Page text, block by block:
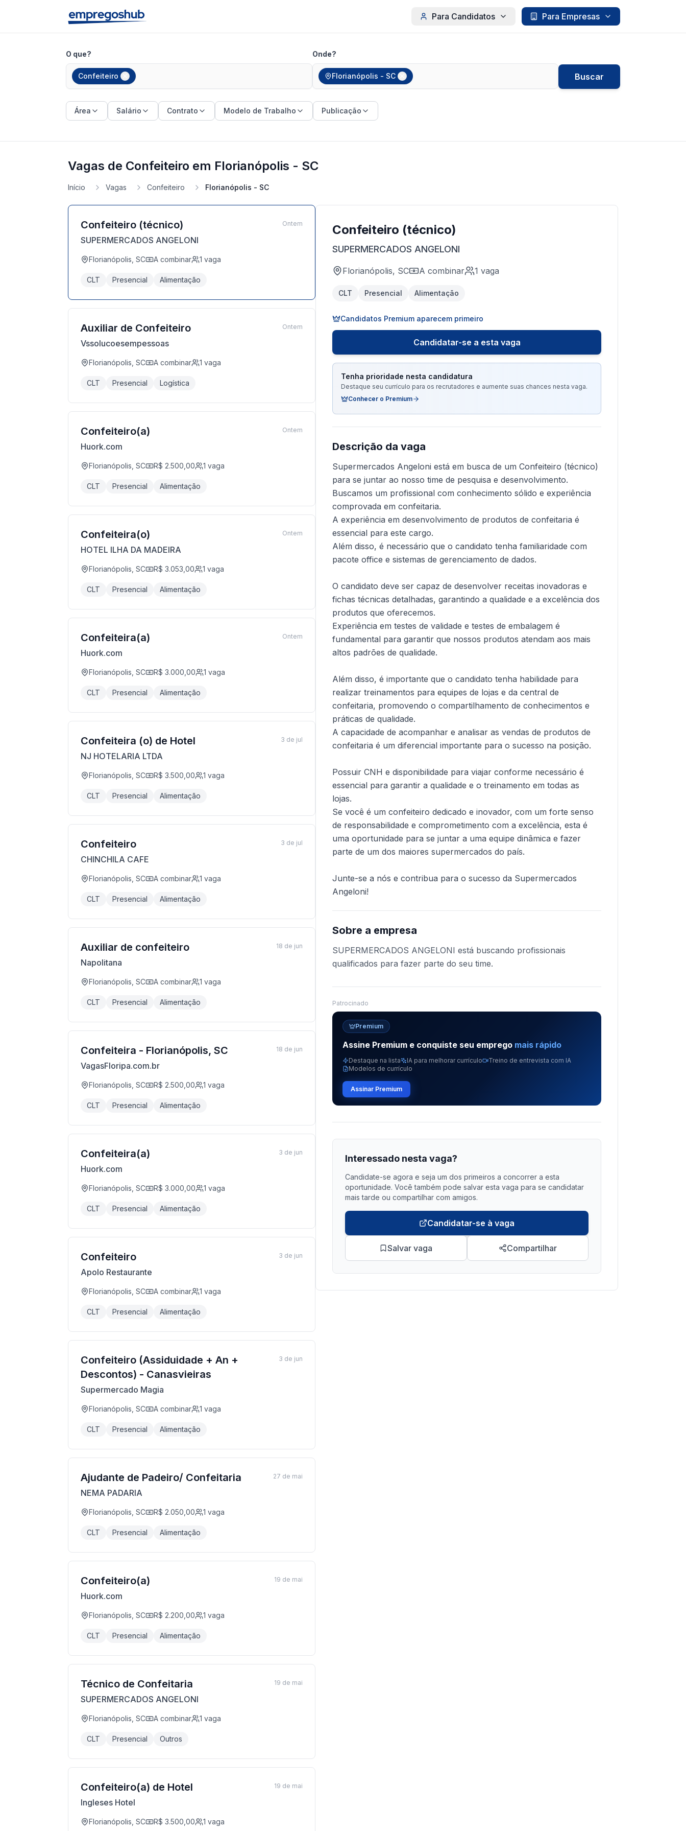
Para Candidatos Para Empresas
O que?
Confeiteiro
Onde?
Florianópolis - SC Buscar
Área Salário Contrato Modelo de Trabalho Publicação
Vagas de Confeiteiro em Florianópolis - SC
Início Vagas Confeiteiro Florianópolis - SC
Confeiteiro (técnico)
SUPERMERCADOS ANGELONI
Florianópolis, SC A combinar 1 vaga
CLT Presencial Alimentação
Ontem
Auxiliar de Confeiteiro
Vssolucoesempessoas
Florianópolis, SC A combinar 1 vaga
CLT Presencial Logística
Ontem
Confeiteiro(a)
Huork.com
Florianópolis, SC R$ 2.500,00 1 vaga
CLT Presencial Alimentação
Ontem
Confeiteira(o)
HOTEL ILHA DA MADEIRA
Florianópolis, SC R$ 3.053,00 1 vaga
CLT Presencial Alimentação
Ontem
Confeiteira(a)
Huork.com
Florianópolis, SC R$ 3.000,00 1 vaga
CLT Presencial Alimentação
Ontem
Confeiteira (o) de Hotel
NJ HOTELARIA LTDA
Florianópolis, SC R$ 3.500,00 1 vaga
CLT Presencial Alimentação
3 de jul
Confeiteiro
CHINCHILA CAFE
Florianópolis, SC A combinar 1 vaga
CLT Presencial Alimentação
3 de jul
Auxiliar de confeiteiro
Napolitana
Florianópolis, SC A combinar 1 vaga
CLT Presencial Alimentação
18 de jun
Confeiteira - Florianópolis, SC
VagasFloripa.com.br
Florianópolis, SC R$ 2.500,00 1 vaga
CLT Presencial Alimentação
18 de jun
Confeiteira(a)
Huork.com
Florianópolis, SC R$ 3.000,00 1 vaga
CLT Presencial Alimentação
3 de jun
Confeiteiro
Apolo Restaurante
Florianópolis, SC A combinar 1 vaga
CLT Presencial Alimentação
3 de jun
Confeiteiro (Assiduidade + An +
Descontos) - Canasvieiras
Supermercado Magia
Florianópolis, SC A combinar 1 vaga
CLT Presencial Alimentação
3 de jun
Ajudante de Padeiro/ Confeitaria
NEMA PADARIA
Florianópolis, SC R$ 2.050,00 1 vaga
CLT Presencial Alimentação
27 de mai
Confeiteiro(a)
Huork.com
Florianópolis, SC R$ 2.200,00 1 vaga
CLT Presencial Alimentação
19 de mai
Técnico de Confeitaria
SUPERMERCADOS ANGELONI
Florianópolis, SC A combinar 1 vaga
CLT Presencial Outros
19 de mai
Confeiteiro(a) de Hotel
Ingleses Hotel
Florianópolis, SC R$ 3.500,00 1 vaga
19 de mai
Confeiteiro (técnico)
SUPERMERCADOS ANGELONI
Florianópolis, SC A combinar 1 vaga
CLT Presencial Alimentação
Candidatos Premium aparecem primeiro
Candidatar-se a esta vaga
Tenha prioridade nesta candidatura
Destaque seu currículo para os recrutadores e aumente suas chances nesta vaga.
Conhecer o Premium
Descrição da vaga
Supermercados Angeloni está em busca de um Confeiteiro (técnico)
para se juntar ao nosso time de pesquisa e desenvolvimento.
Buscamos um profissional com conhecimento sólido e experiência
comprovada em confeitaria.
A experiência em desenvolvimento de produtos de confeitaria é
essencial para este cargo.
Além disso, é necessário que o candidato tenha familiaridade com
pacote office e sistemas de gerenciamento de dados.
O candidato deve ser capaz de desenvolver receitas inovadoras e
fichas técnicas detalhadas, garantindo a qualidade e a excelência dos
produtos que oferecemos.
Experiência em testes de validade e testes de embalagem é
fundamental para garantir que nossos produtos atendam aos mais
altos padrões de qualidade.
Além disso, é importante que o candidato tenha habilidade para
realizar treinamentos para equipes de lojas e da central de
confeitaria, promovendo o compartilhamento de conhecimentos e
práticas de qualidade.
A capacidade de acompanhar e analisar as vendas de produtos de
confeitaria é um diferencial importante para o sucesso na posição.
Possuir CNH e disponibilidade para viajar conforme necessário é
essencial para garantir a qualidade e o treinamento em todas as
lojas.
Se você é um confeiteiro dedicado e inovador, com um forte senso
de responsabilidade e comprometimento com a excelência, esta é
uma oportunidade para se juntar a uma equipe dinâmica e fazer
parte de um dos maiores supermercados do país.
Junte-se a nós e contribua para o sucesso da Supermercados
Angeloni!
Sobre a empresa
SUPERMERCADOS ANGELONI está buscando profissionais
qualificados para fazer parte do seu time.
Patrocinado
Premium
Assine Premium e conquiste seu emprego mais rápido
Destaque na lista IA para melhorar currículo
Treino de entrevista com IA
Modelos de currículo
Assinar Premium
Interessado nesta vaga?
Candidate-se agora e seja um dos primeiros a concorrer a esta
oportunidade. Você também pode salvar esta vaga para se candidatar
mais tarde ou compartilhar com amigos.
Candidatar-se à vaga
Salvar vaga Compartilhar